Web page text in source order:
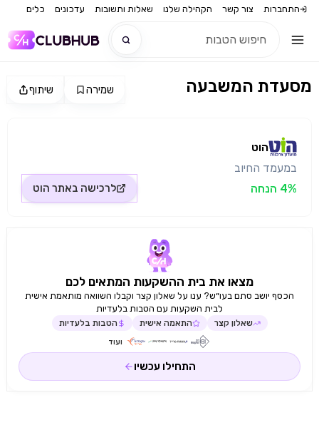
התחברות צור קשר הקהילה שלנו שאלות ותשובות עדכונים כלים
חדש שיתוף שמירה מסעדת המשבעה
הוט
במעמד החיוב
4% הנחה
לרכישה באתר הוט
מצאו את בית ההשקעות המתאים לכם
הכסף יושב סתם בעו״ש? ענו על שאלון קצר וקבלו השוואה מותאמת אישית
לבית השקעות עם הטבות בלעדיות
שאלון קצר התאמה אישית הטבות בלעדיות
ועוד
התחילו עכשיו